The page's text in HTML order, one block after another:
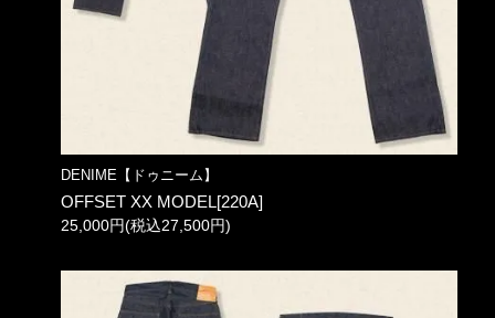
DENIME【ドゥニーム】
OFFSET XX MODEL[220A]
25,000円(税込27,500円)